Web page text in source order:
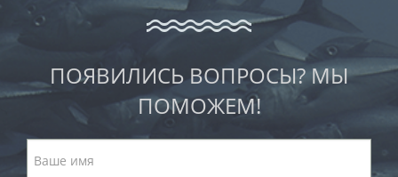
ПОЯВИЛИСЬ ВОПРОСЫ? МЫ
ПОМОЖЕМ!